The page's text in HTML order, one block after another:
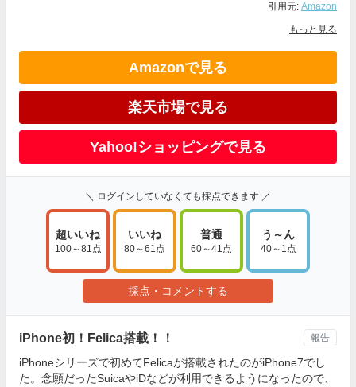
引用元: Amazon
もっと見る
Amazonで見る
楽天市場で見る
Yahoo!ショッピングで見る
＼ ログインしていなくても採点できます ／
超いいね
100～81点
いいね
80～61点
普通
60～41点
う～ん
40～1点
採点・コメントする
iPhone初！Felica搭載！！
iPhoneシリーズで初めてFelicaが搭載されたのがiPhone7でし
た。念願だったSuicaやiDなどが利用できるようになったので、
報告